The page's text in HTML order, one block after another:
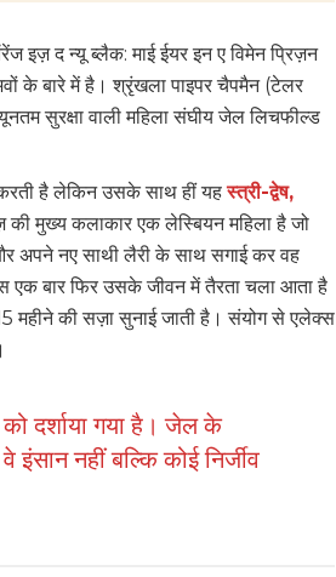
इज़ द न्यू ब्लैक: माई ईयर इन ए विमेन प्रिज़न
के बारे में है। श्रृंखला पाइपर चैपमैन (टेलर
सुरक्षा वाली महिला संघीय जेल लिचफील्ड
है लेकिन उसके साथ हीं यहस्त्री-द्वेष,
की मुख्य कलाकार एक लेस्बियन महिला है जो
अपने नए साथी लैरी के साथ सगाई कर वह
एक बार फिर उसके जीवन में तैरता चला आता है
महीने की सज़ा सुनाई जाती है। संयोग से एलेक्स
को दर्शाया गया है। जेल के
इंसान नहीं बल्कि कोई निर्जीव